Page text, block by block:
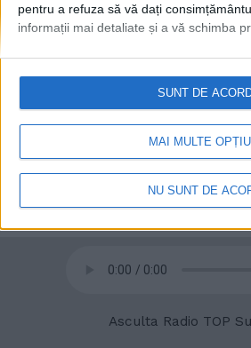
pentru a refuza să vă dați
informații mai detaliate și a vă schimba
retrageți consimțământul în orice
și făcând clic pe butonul
paginii web.
MAI MULTE
NU SUNT DE
SUNT DE
© 2020 Radio TOP Suceava 104 FM
Asculta Radio TOP